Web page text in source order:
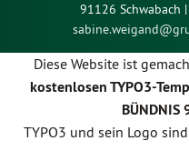
91126 Schwabach
sabine.weigand@
Diese Website ist
kostenlosen TYPO3-
BÜNDNIS
TYPO3 und sein Logo